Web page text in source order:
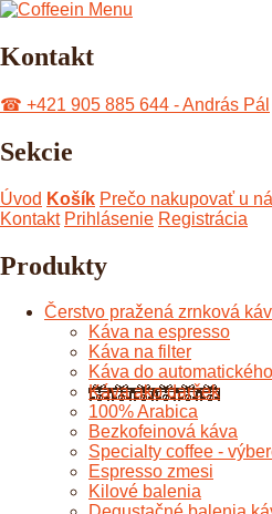
Menu
Kontakt
☎ +421 905 885 644 - András Pál
Sekcie
Úvod Košík Prečo nakupovať u
Kontakt Prihlásenie Registrácia
Produkty
Čerstvo pražená zrnková
Káva na espresso
Káva na filter
Káva do
Káva ako darček
100% Arabica
Bezkofeinová káva
Specialty coffee -
Espresso zmesi
Kilové balenia